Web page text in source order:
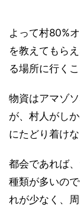
よって村80%
を教えてもら
る場所に行く
物資はアマゾ
が、村人がし
にたどり着け
都会であれば
種類が多いの
れが少なく、